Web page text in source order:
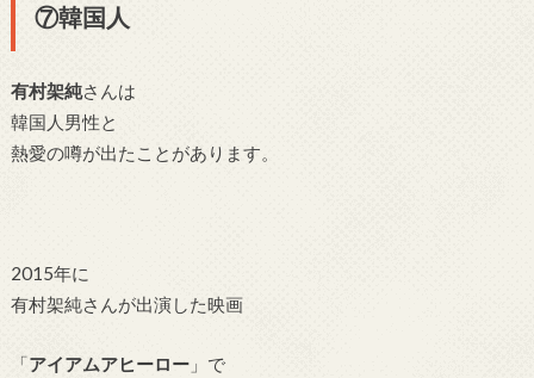
⑦韓国人
有村架純さんは
韓国人男性と
熱愛の噂が出たことがあります。
2015年に
有村架純さんが出演した映画
「アイアムアヒーロー」で